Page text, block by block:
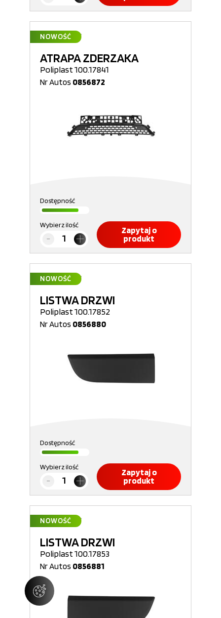
NOWOŚĆ
ATRAPA ZDERZAKA
Poliplast 100.17841
Nr Autos 0856872
Dostępność
Wybierz ilość
Zapytaj o
produkt
NOWOŚĆ
LISTWA DRZWI
Poliplast 100.17852
Nr Autos 0856880
Dostępność
Wybierz ilość
Zapytaj o
produkt
NOWOŚĆ
LISTWA DRZWI
Poliplast 100.17853
Nr Autos 0856881